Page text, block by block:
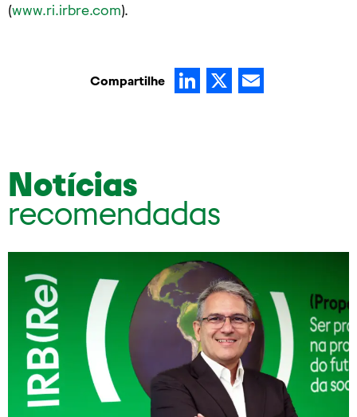
(www.ri.irbre.com).
Compartilhe LinkedIn
X
Notícias
recomendadas